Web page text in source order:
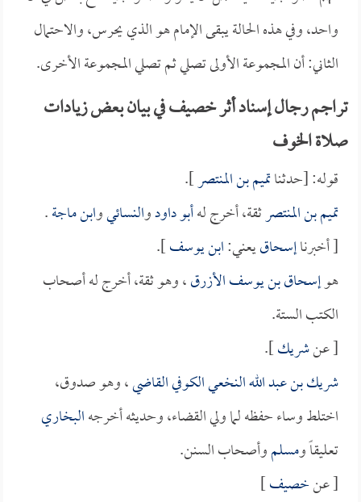
واحد، وفي هذه الحالة يبقى الإمام هو الذي يحرس، والاحتمال
الثاني: أن المجموعة الأولى تصلي ثم تصلي المجموعة الأخرى.
تراجم رجال إسناد أثر خصيف في بيان بعض زيادات
صلاة الخوف
قوله: [حدثناتميم بن المنتصر].
تميم بن المنتصرثقة، أخرج لهأبو داودوالنسائيوابن ماجة.
[ أخبرناإسحاقيعني:ابن يوسف].
هوإسحاق بن يوسف الأزرق، وهو ثقة، أخرج له أصحاب
الكتب الستة.
[ عنشريك].
شريك بن عبد الله النخعي الكوفي القاضي، وهو صدوق،
اختلط وساء حفظه لما ولي القضاء، وحديثه أخرجهالبخاري
تعليقاً ومسلموأصحاب السنن.
[ عنخصيف]